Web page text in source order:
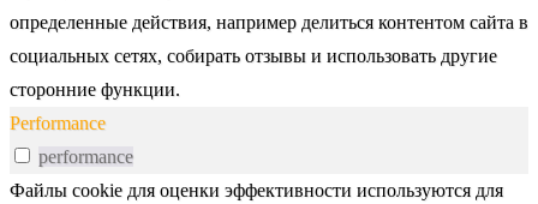
определенные действия, например делиться контентом сайта в
социальных сетях, собирать отзывы и использовать другие
сторонние функции.
Performance
performance
Файлы cookie для оценки эффективности используются для